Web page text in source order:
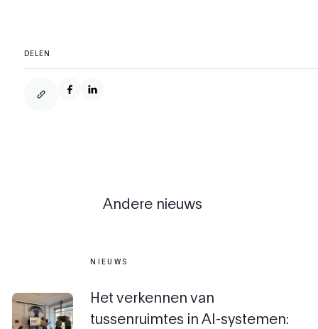
DELEN
Andere nieuws
NIEUWS
Het verkennen van
tussenruimtes in AI-systemen: